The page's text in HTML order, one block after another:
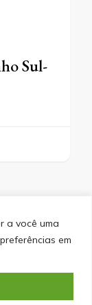
a você uma
em
Sul-
por
EQUIPE